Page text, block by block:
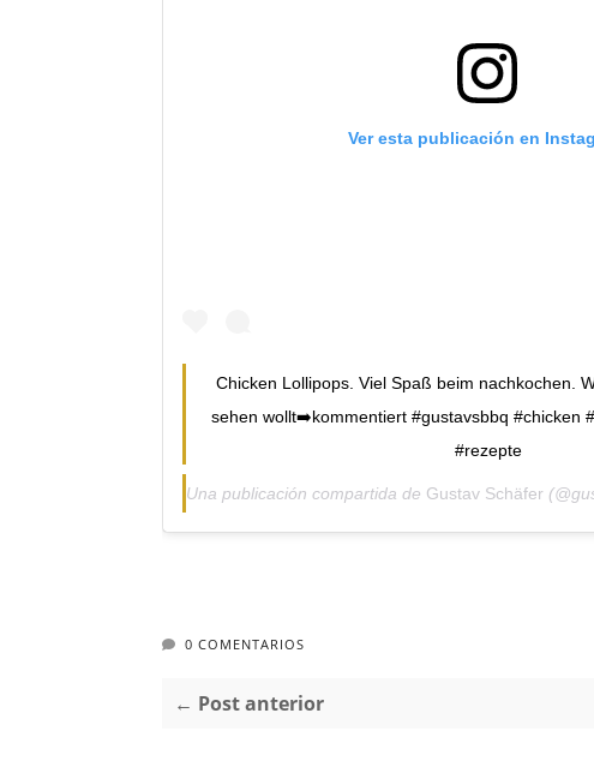
Ver esta publicación en
Chicken Lollipops. Viel Spaß beim nachkochen.
sehen wollt➡️kommentiert #gustavsbbq #chicken
#rezepte
Una publicación compartida de Gustav Schäfer
0 COMENTARIOS
← Post anterior